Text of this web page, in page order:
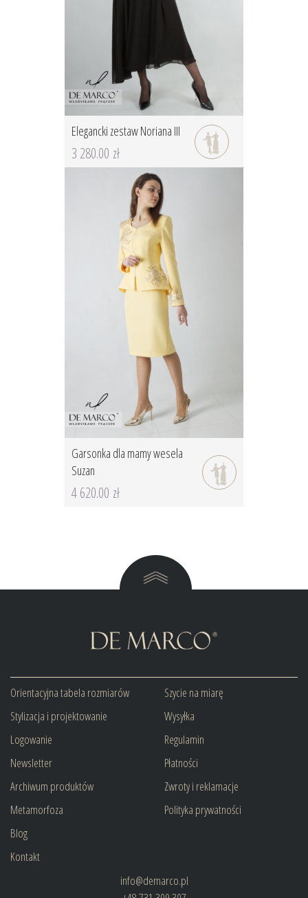
Elegancki zestaw Noriana III
3 280.00 zł
Garsonka dla mamy wesela
Suzan
4 620.00 zł
Orientacyjna tabela rozmiarów
Stylizacja i projektowanie
Logowanie
Newsletter
Archiwum produktów
Metamorfoza
Blog
Kontakt
Szycie na miarę
Wysyłka
Regulamin
Płatności
Zwroty i reklamacje
Polityka prywatności
info@demarco.pl